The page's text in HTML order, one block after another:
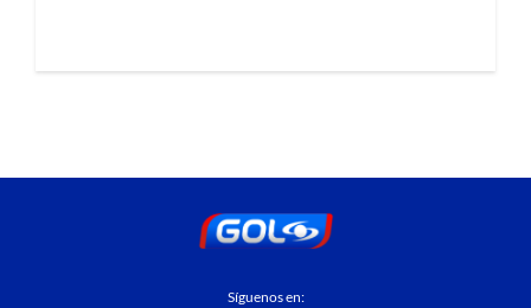
Síguenos en: